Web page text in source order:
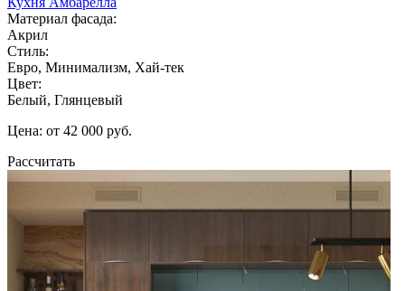
Материал фасада:
Акрил
Стиль:
Евро, Минимализм, Хай-тек
Цвет:
Белый, Глянцевый
Цена: от 42 000 руб.
Рассчитать